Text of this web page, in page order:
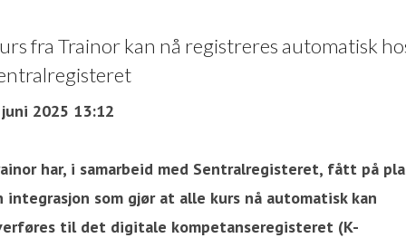
fra Trainor kan nå registreres automatisk
2025 13:12
har, i samarbeid med Sentralregisteret, fått på
integrasjon som gjør at alle kurs nå automatisk kan
til det digitale kompetanseregisteret (K-